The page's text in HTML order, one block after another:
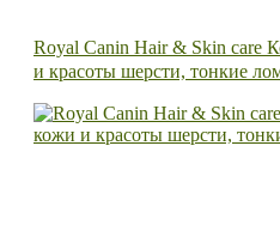
Royal Canin Hair & Skin care
и красоты шерсти, тонкие